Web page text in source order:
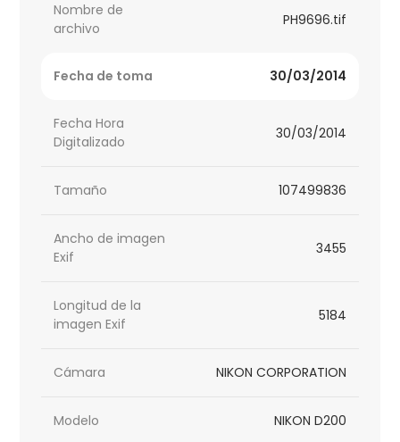
Nombre de
archivo
PH9696.tif
Fecha de toma 30/03/2014
Fecha Hora
Digitalizado
30/03/2014
Tamaño 107499836
Ancho de imagen
Exif
3455
Longitud de la
imagen Exif
5184
Cámara NIKON CORPORATION
Modelo NIKON D200